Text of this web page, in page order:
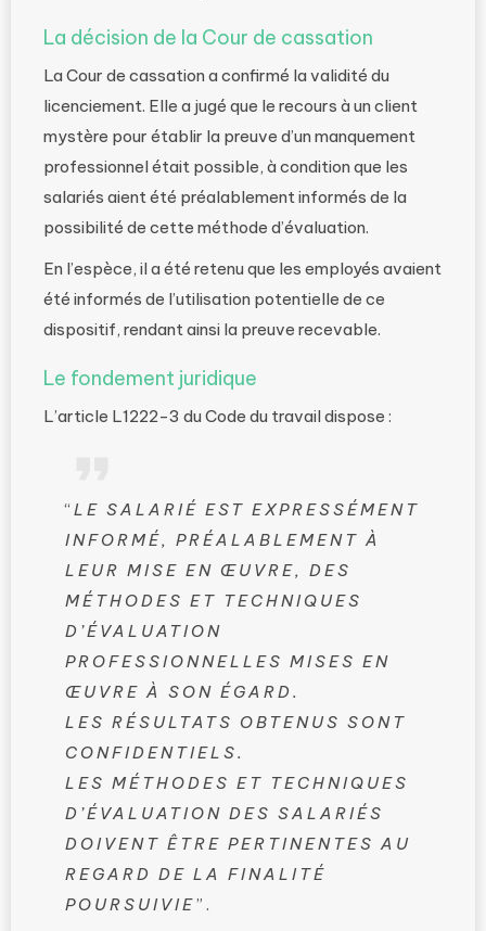
La décision de la Cour de cassation
La Cour de cassation a confirmé la validité du
licenciement. Elle a jugé que le recours à un client
mystère pour établir la preuve d’un manquement
professionnel était possible, à condition que les
salariés aient été préalablement informés de la
possibilité de cette méthode d’évaluation.
En l’espèce, il a été retenu que les employés avaient
été informés de l’utilisation potentielle de ce
dispositif, rendant ainsi la preuve recevable.
Le fondement juridique
L’article L1222-3 du Code du travail dispose :
“ LE SALARIÉ EST EXPRESSÉMENT
INFORMÉ, PRÉALABLEMENT À
LEUR MISE EN ŒUVRE, DES
MÉTHODES ET TECHNIQUES
D’ÉVALUATION
PROFESSIONNELLES MISES EN
ŒUVRE À SON ÉGARD.
LES RÉSULTATS OBTENUS SONT
CONFIDENTIELS.
LES MÉTHODES ET TECHNIQUES
D’ÉVALUATION DES SALARIÉS
DOIVENT ÊTRE PERTINENTES AU
REGARD DE LA FINALITÉ
POURSUIVIE”.